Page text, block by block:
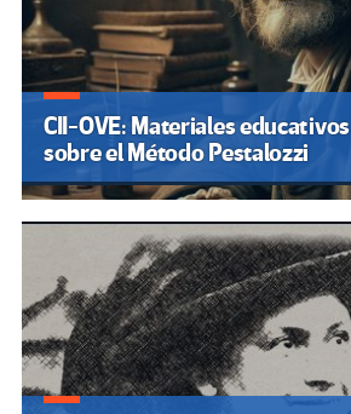
CII-OVE: Materiales educativos
sobre el Método Pestalozzi